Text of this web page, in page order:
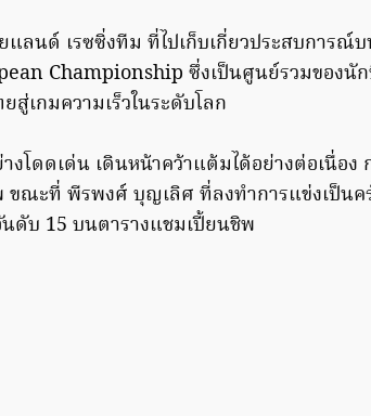
ลนด์ เรซซิ่งทีม ที่ไปเก็บเกี่ยวประสบการณ์บ
Championship ซึ่งเป็นศูนย์รวมของนั
เกมความเร็วในระดับโลก
งโดดเด่น เดินหน้าคว้าแต้มได้อย่างต่อเนื่อ
ณะที่ พีรพงศ์ บุญเลิศ ที่ลงทำการแข่งเป็นค
ดับ 15 บนตารางแชมเปี้ยนชิพ